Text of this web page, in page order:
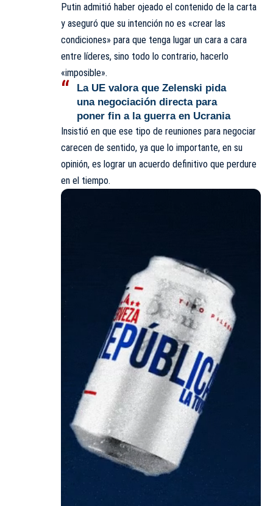
Putin admitió haber ojeado el contenido de la carta
y aseguró que su intención no es «crear las
condiciones» para que tenga lugar un cara a cara
entre líderes, sino todo lo contrario, hacerlo
«imposible».
La UE valora que Zelenski pida
una negociación directa para
poner fin a la guerra en Ucrania
Insistió en que ese tipo de reuniones para negociar
carecen de sentido, ya que lo importante, en su
opinión, es lograr un acuerdo definitivo que perdure
en el tiempo.